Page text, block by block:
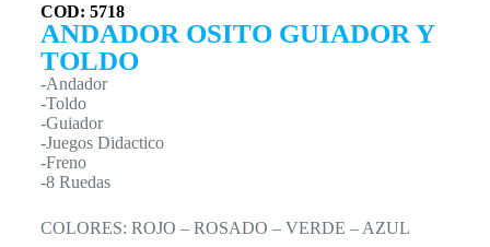
COD: 5718
ANDADOR OSITO GUIADOR Y
TOLDO
-Andador
-Toldo
-Guiador
-Juegos Didactico
-Freno
-8 Ruedas
COLORES: ROJO – ROSADO – VERDE – AZUL